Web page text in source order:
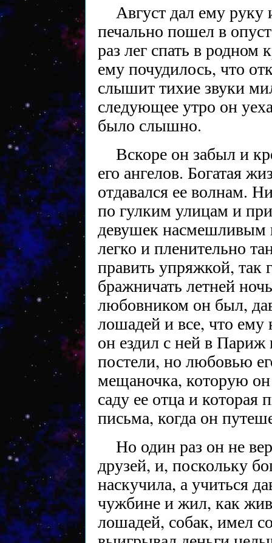
Август дал ему руку
печально пошел в
раз лег спать в
ему почудилось, что
слышит тихие звуки
следующее утро он
было слышно.
Вскоре он забыл и
его ангелов. Богатая
отдавался ее волнам.
по гулким улицам и
девушек насмешливым
легко и пленительно
править упряжкой, так
бражничать летней
любовником он был,
лошадей и все, что
он ездил с ней в
постели, но любовью
мещаночка, которую
саду ее отца и которая
письма, когда он
Но один раз он не
друзей, и, поскольку
наскучила, а учиться
чужбине и жил, как
лошадей, собак, имел